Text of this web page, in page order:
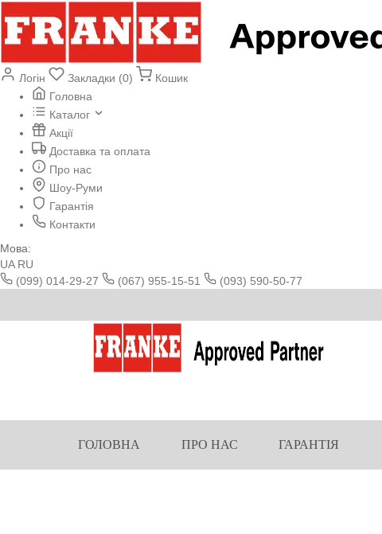
Логін Закладки (0)
Кошик
Головна
Каталог
Акції
Доставка та оплата
Про нас
Шоу-Руми
Гарантія
Контакти
Мова:
UA RU
(099) 014-29-27
(067) 955-15-51
(093) 590-50-77
ГОЛОВНА ПРО НАС ГАРАНТІЯ